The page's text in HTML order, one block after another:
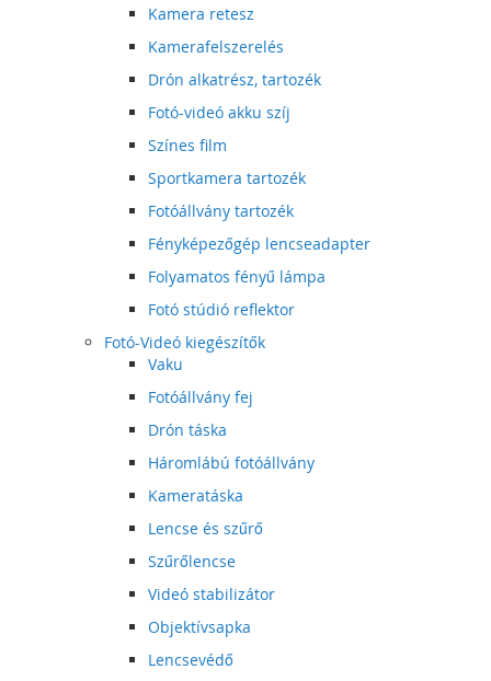
Kamera retesz
Kamerafelszerelés
Drón alkatrész, tartozék
Fotó-videó akku szíj
Színes film
Sportkamera tartozék
Fotóállvány tartozék
Fényképezőgép lencseadapter
Folyamatos fényű lámpa
Fotó stúdió reflektor
Fotó-Videó kiegészítők
Vaku
Fotóállvány fej
Drón táska
Háromlábú fotóállvány
Kameratáska
Lencse és szűrő
Szűrőlencse
Videó stabilizátor
Objektívsapka
Lencsevédő